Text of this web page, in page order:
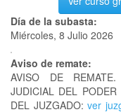
Día de la subasta:
Miércoles, 8 Julio 2026
Aviso de remate:
AVISO DE
JUDICIAL DEL
DEL JUZGADO: ver